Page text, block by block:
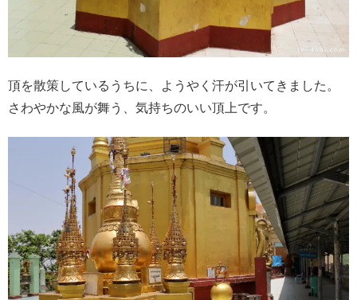
頂を散策しているうちに、ようやく汗が引いてきました。
さわやかな風が舞う、気持ちのいい頂上です。